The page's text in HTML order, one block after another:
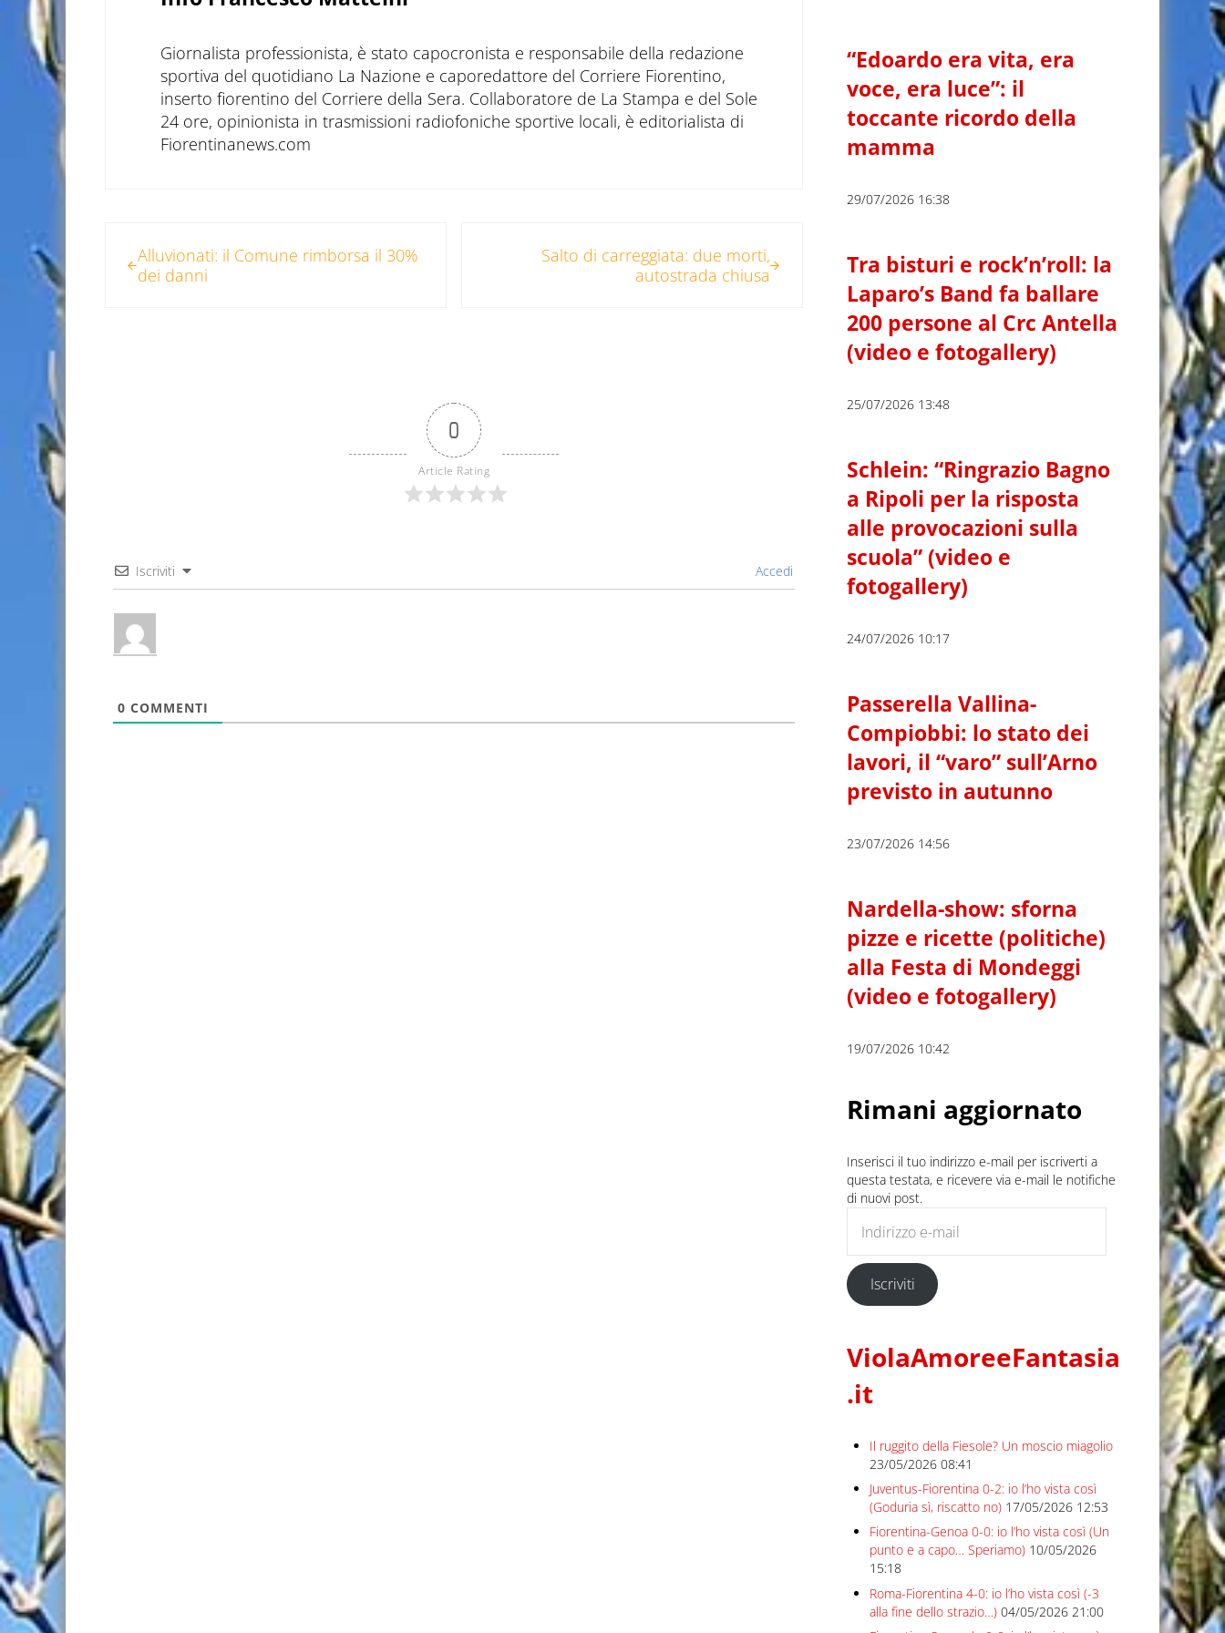
Giornalista professionista, è stato capocronista e responsabile della redazione
sportiva del quotidiano La Nazione e caporedattore del Corriere Fiorentino,
inserto fiorentino del Corriere della Sera. Collaboratore de La Stampa e del Sole
24 ore, opinionista in trasmissioni radiofoniche sportive locali, è editorialista di
Fiorentinanews.com
Alluvionati: il Comune rimborsa il 30%
dei danni
Salto di carreggiata: due morti,
autostrada chiusa
0
Article Rating
Iscriviti Accedi
0 COMMENTI
“Edoardo era vita, era
voce, era luce”: il
toccante ricordo della
mamma
29/07/2026 16:38
Tra bisturi e rock’n’roll: la
Laparo’s Band fa ballare
200 persone al Crc Antella
(video e fotogallery)
25/07/2026 13:48
Schlein: “Ringrazio Bagno
a Ripoli per la risposta
alle provocazioni sulla
scuola” (video e
fotogallery)
24/07/2026 10:17
Passerella Vallina-
Compiobbi: lo stato dei
lavori, il “varo” sull’Arno
previsto in autunno
23/07/2026 14:56
Nardella-show: sforna
pizze e ricette (politiche)
alla Festa di Mondeggi
(video e fotogallery)
19/07/2026 10:42
Rimani aggiornato
Inserisci il tuo indirizzo e-mail per iscriverti a
questa testata, e ricevere via e-mail le notifiche
di nuovi post.
Iscriviti
ViolaAmoreeFantasia
.it
Il ruggito della Fiesole? Un moscio miagolio
23/05/2026 08:41
Juventus-Fiorentina 0-2: io l’ho vista così
(Goduria sì, riscatto no) 17/05/2026 12:53
Fiorentina-Genoa 0-0: io l’ho vista così (Un
punto e a capo… Speriamo) 10/05/2026
15:18
Roma-Fiorentina 4-0: io l’ho vista così (-3
alla fine dello strazio…) 04/05/2026 21:00